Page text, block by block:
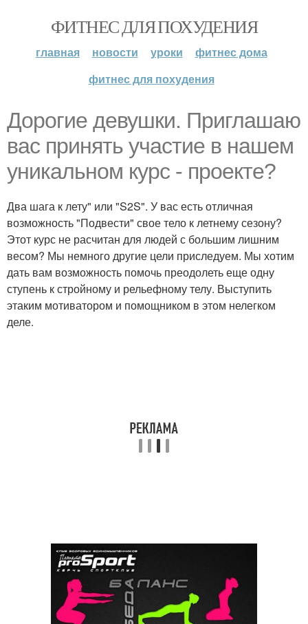
ФИТНЕС ДЛЯ ПОХУДЕНИЯ
главная новости уроки
фитнес дома
фитнес для похудения
Дорогие девушки. Приглашаю
вас принять участие в нашем
уникальном курс - проекте?
Два шага к лету" или "S2S". У вас есть отличная
возможность "Подвести" свое тело к летнему сезону?
Этот курс не расчитан для людей с большим лишним
весом? Мы немного другие цели приследуем. Мы хотим
дать вам возможность помочь преодолеть еще одну
ступень к стройному и рельефному телу. Выступить
этаким мотиватором и помощником в этом нелегком
деле.